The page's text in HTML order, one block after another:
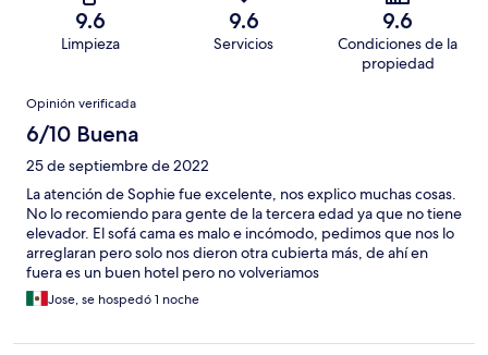
9.6
Limpieza
9.6
Servicios
9.6
Condiciones de la
propiedad
Opiniones
Opinión verificada
6/10 Buena
25 de septiembre de 2022
La atención de Sophie fue excelente, nos explico muchas cosas.
No lo recomiendo para gente de la tercera edad ya que no tiene
elevador. El sofá cama es malo e incómodo, pedimos que nos lo
arreglaran pero solo nos dieron otra cubierta más, de ahí en
fuera es un buen hotel pero no volveriamos
Jose, se hospedó 1 noche